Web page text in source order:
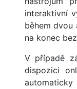
interaktivní
během
na konec
V případě
dispozici